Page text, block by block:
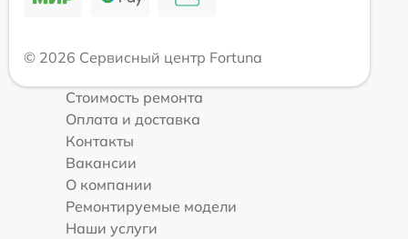
© 2026 Сервисный центр Fortuna
Стоимость ремонта
Оплата и доставка
Контакты
Вакансии
О компании
Ремонтируемые модели
Наши услуги